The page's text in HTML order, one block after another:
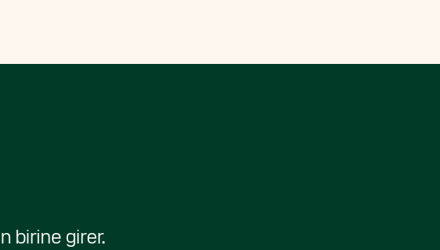
birine girer.